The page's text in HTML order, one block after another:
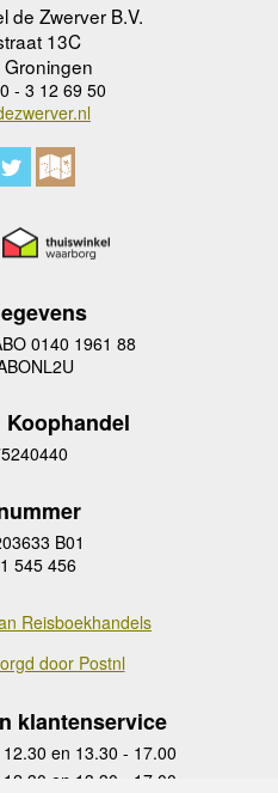
de Zwerver B.V.
13C
- 3 12 69 50
0140 1961 88
Koophandel
B01
545 456
Reisboekhandels
door Postnl
klantenservice
en 13.30 - 17.00
en 13.30 - 17.00